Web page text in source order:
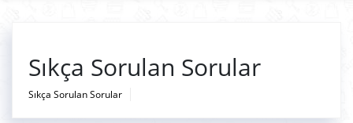
Sıkça Sorulan Sorular
Sıkça Sorulan Sorular